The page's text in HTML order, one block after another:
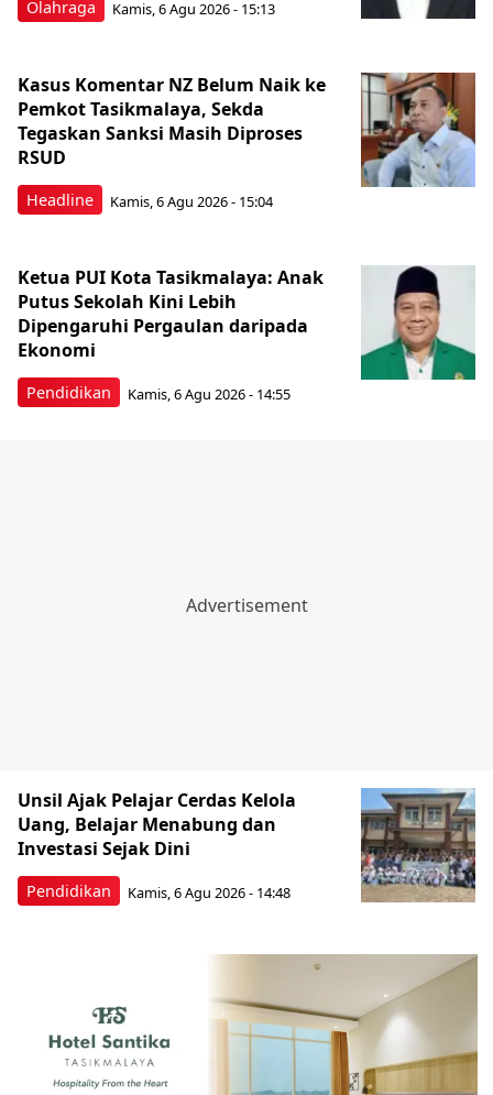
Olahraga Kamis, 6 Agu 2026 - 15:13
Headline
Kasus Komentar NZ Belum Naik ke
Pemkot Tasikmalaya, Sekda
Tegaskan Sanksi Masih Diproses
RSUD
Kamis, 6 Agu 2026 - 15:04
Pendidikan
Ketua PUI Kota Tasikmalaya: Anak
Putus Sekolah Kini Lebih
Dipengaruhi Pergaulan daripada
Ekonomi
Kamis, 6 Agu 2026 - 14:55
Pendidikan
Unsil Ajak Pelajar Cerdas Kelola
Uang, Belajar Menabung dan
Investasi Sejak Dini
Kamis, 6 Agu 2026 - 14:48